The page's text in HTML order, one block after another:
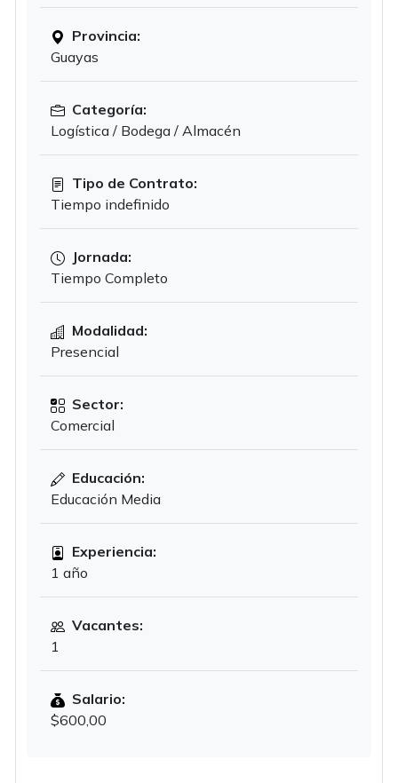
Provincia:
Guayas
Categoría:
Logística / Bodega / Almacén
Tipo de Contrato:
Tiempo indefinido
Jornada:
Tiempo Completo
Modalidad:
Presencial
Sector:
Comercial
Educación:
Educación Media
Experiencia:
1 año
Vacantes:
1
Salario:
$600,00